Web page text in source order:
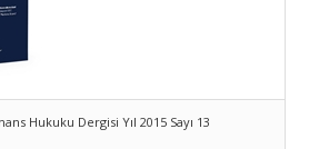
Hukuku Dergisi Yıl 2015 Sayı 13